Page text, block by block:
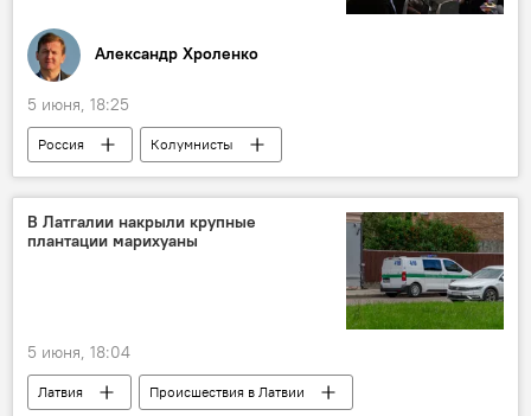
Александр Хроленко
5 июня, 18:25
Россия
Колумнисты
Эксперты Sputnik Латвия
выставка
беспилотник
В Латгалии накрыли крупные
плантации марихуаны
5 июня, 18:04
Латвия
Происшествия в Латвии